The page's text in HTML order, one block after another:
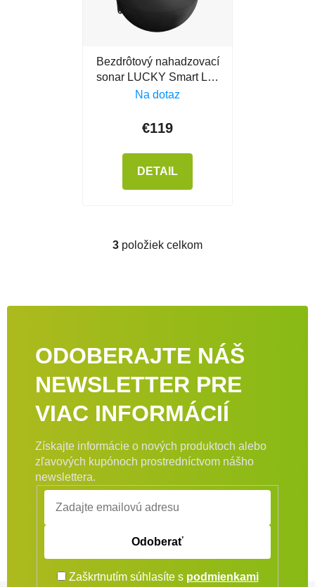
Bezdrôtový nahadzovací
sonar LUCKY Smart LS-
2W
Na dotaz
€119
DETAIL
Ovládacie prvky výpisu
3 položiek celkom
ODOBERAJTE NÁŠ
NEWSLETTER PRE
VIAC INFORMÁCIÍ
Získajte informácie o nových produktoch alebo
zľavových kupónoch prostredníctvom nášho
newslettera.
Odoberať
Zaškrtnutím súhlasíte s podmienkami